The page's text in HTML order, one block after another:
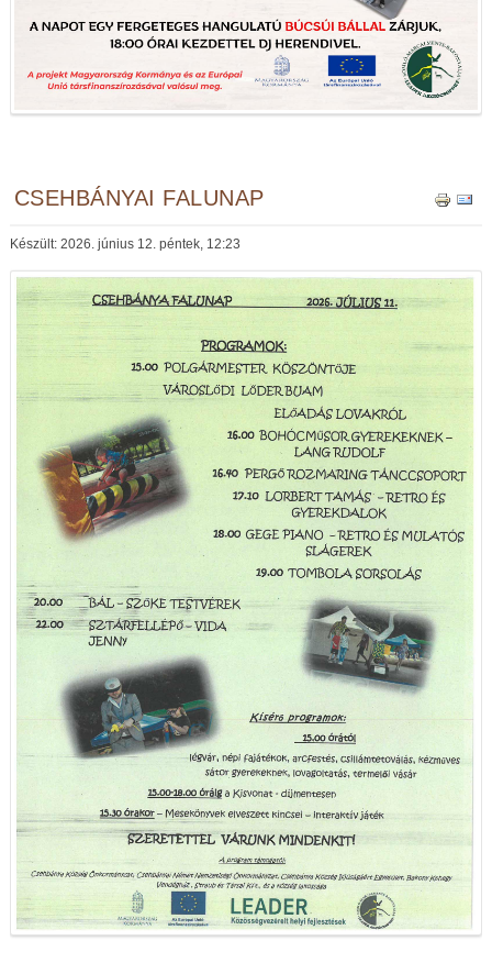
CSEHBÁNYAI FALUNAP
Készült: 2026. június 12. péntek, 12:23